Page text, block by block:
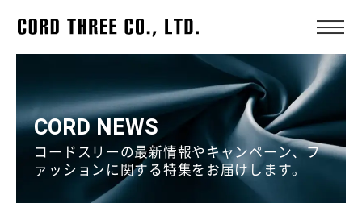
CORD NEWS
コードスリーの最新情報やキャンペーン、フ
ァッションに関する特集をお届けします。